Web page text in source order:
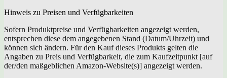
Hinweis zu Preisen und Verfügbarkeiten
Sofern Produktpreise und Verfügbarkeiten angezeigt werden,
entsprechen diese dem angegebenen Stand (Datum/Uhrzeit) und
können sich ändern. Für den Kauf dieses Produkts gelten die
Angaben zu Preis und Verfügbarkeit, die zum Kaufzeitpunkt [auf
der/den maßgeblichen Amazon-Website(s)] angezeigt werden.